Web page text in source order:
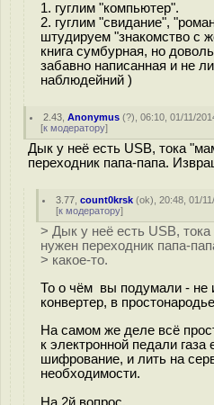
1. гуглим "компьютер".
2. гуглим "свидание",
штудируем "знакомство с
книга сумбурная, но
забавно написанная и не
наблюдейний )
2.43 ,Anonymus (?), 06:10, 01/11/
[к модератору]
Дык у неё есть USB, тока
переходник папа-папа.
3.77 ,count0krsk (ok), 20:48, 01/
[к модератору]
> Дык у неё есть USB,
нужен переходник папа-
> какое-то.
То о чём вы подумали - не
конвертер, в
На самом же деле всё
к электронной педали
шифрование, и лить на
необходимости.
На 2й вопрос.